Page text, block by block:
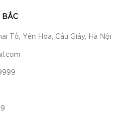
BẮC
Tổ, Yên Hòa, Cầu Giấy, Hà Nội